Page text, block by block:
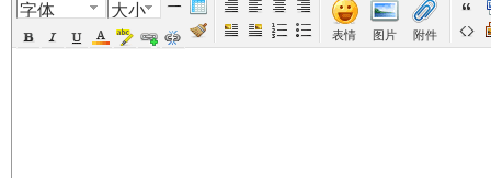
美› › › ›
字体 大小
表情 图片 附件